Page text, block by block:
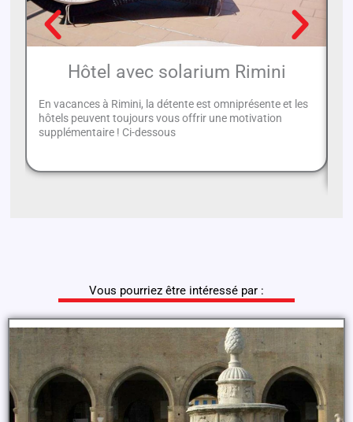
Hôtel avec solarium Rimini
En vacances à Rimini, la détente est omniprésente et les
hôtels peuvent toujours vous offrir une motivation
supplémentaire ! Ci-dessous
Vous pourriez être intéressé par :